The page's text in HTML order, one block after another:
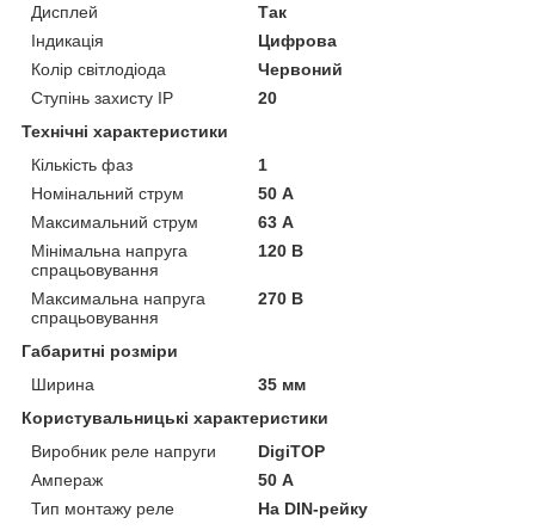
Дисплей
Так
Індикація
Цифрова
Колір світлодіода
Червоний
Ступінь захисту IP
20
Технічні характеристики
Кількість фаз
1
Номінальний струм
50 А
Максимальний струм
63 А
Мінімальна напруга
спрацьовування
120 В
Максимальна напруга
спрацьовування
270 В
Габаритні розміри
Ширина
35 мм
Користувальницькі характеристики
Виробник реле напруги
DigiTOP
Ампераж
50 А
Тип монтажу реле
На DIN-рейку